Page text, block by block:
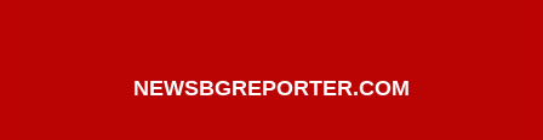
NEWSBGREPORTER.COM